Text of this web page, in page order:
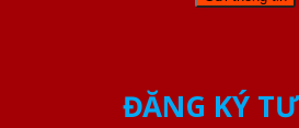
ĐĂNG KÝ